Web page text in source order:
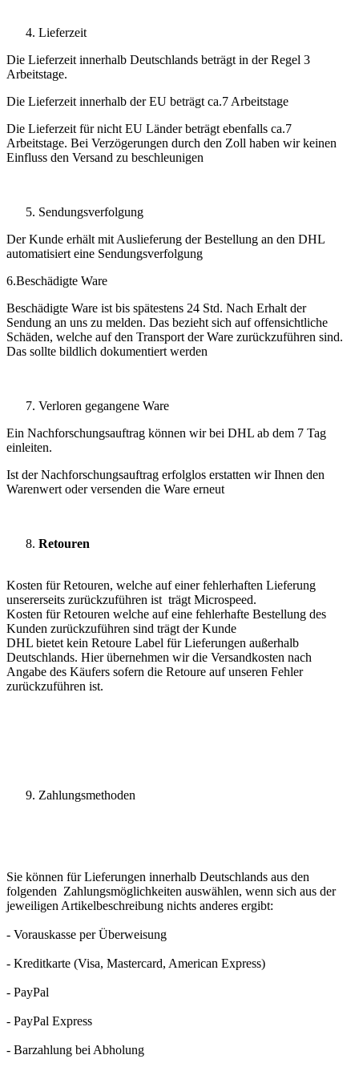
Lieferzeit
Die Lieferzeit innerhalb Deutschlands beträgt in der Regel 3
Arbeitstage.
Die Lieferzeit innerhalb der EU beträgt ca.7 Arbeitstage
Die Lieferzeit für nicht EU Länder beträgt ebenfalls ca.7
Arbeitstage. Bei Verzögerungen durch den Zoll haben wir keinen
Einfluss den Versand zu beschleunigen
Sendungsverfolgung
Der Kunde erhält mit Auslieferung der Bestellung an den DHL
automatisiert eine Sendungsverfolgung
6.Beschädigte Ware
Beschädigte Ware ist bis spätestens 24 Std. Nach Erhalt der
Sendung an uns zu melden. Das bezieht sich auf offensichtliche
Schäden, welche auf den Transport der Ware zurückzuführen sind.
Das sollte bildlich dokumentiert werden
Verloren gegangene Ware
Ein Nachforschungsauftrag können wir bei DHL ab dem 7 Tag
einleiten.
Ist der Nachforschungsauftrag erfolglos erstatten wir Ihnen den
Warenwert oder versenden die Ware erneut
Retouren
Kosten für Retouren, welche auf einer fehlerhaften Lieferung
unsererseits zurückzuführen ist trägt Microspeed.
Kosten für Retouren welche auf eine fehlerhafte Bestellung des
Kunden zurückzuführen sind trägt der Kunde
DHL bietet kein Retoure Label für Lieferungen außerhalb
Deutschlands. Hier übernehmen wir die Versandkosten nach
Angabe des Käufers sofern die Retoure auf unseren Fehler
zurückzuführen ist.
Zahlungsmethoden
Sie können für Lieferungen innerhalb Deutschlands aus den
folgenden Zahlungsmöglichkeiten auswählen, wenn sich aus der
jeweiligen Artikelbeschreibung nichts anderes ergibt:
- Vorauskasse per Überweisung
- Kreditkarte (Visa, Mastercard, American Express)
- PayPal
- PayPal Express
- Barzahlung bei Abholung